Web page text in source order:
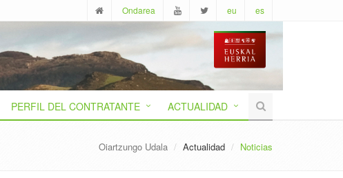
Ondarea eu es
PERFIL DEL CONTRATANTE ACTUALIDAD
Oiartzungo Udala Actualidad Noticias